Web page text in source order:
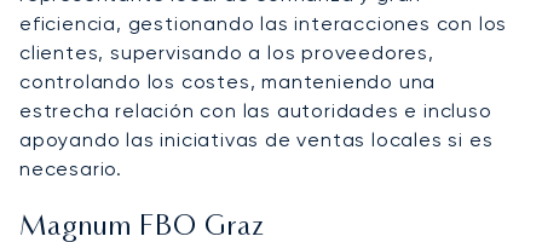
eficiencia, gestionando las interacciones con los
clientes, supervisando a los proveedores,
controlando los costes, manteniendo una
estrecha relación con las autoridades e incluso
apoyando las iniciativas de ventas locales si es
necesario.
Magnum FBO Graz